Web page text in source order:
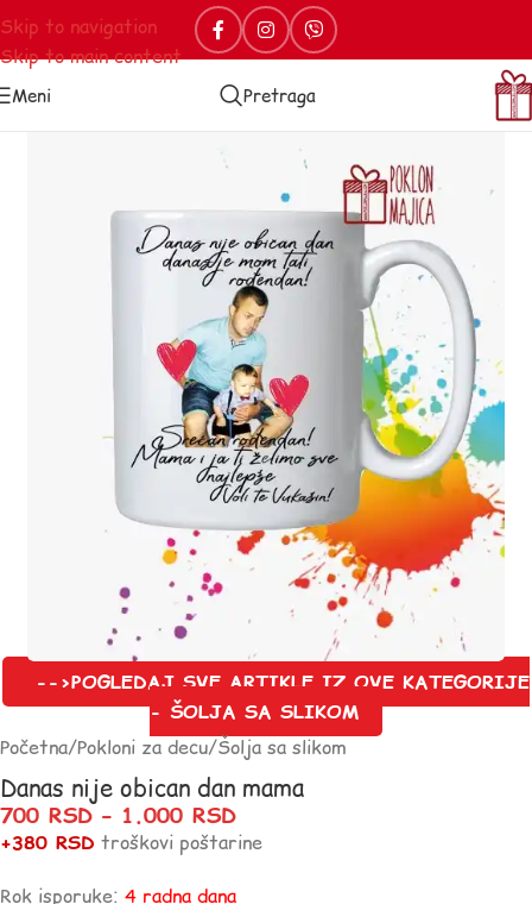
Skip to navigation
Skip to main content
Meni Pretraga
-->POGLEDAJ SVE ARTIKLE IZ OVE KATEGORIJE
- ŠOLJA SA SLIKOM
Početna/Pokloni za decu/Šolja sa slikom
Danas nije obican dan mama
700 RSD – 1.000 RSD
+380 RSD troškovi poštarine
Rok isporuke: 4 radna dana